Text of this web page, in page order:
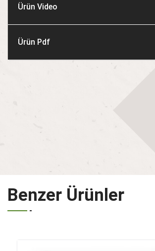
Ürün Video
Ürün Pdf
Benzer Ürünler